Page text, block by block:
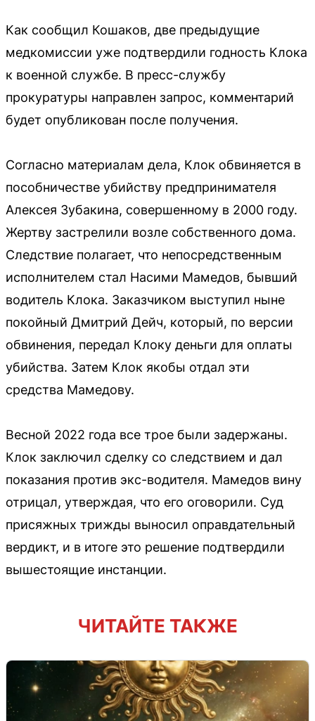
Как сообщил Кошаков, две предыдущие
медкомиссии уже подтвердили годность Клока
к военной службе. В пресс-службу
прокуратуры направлен запрос, комментарий
будет опубликован после получения.
Согласно материалам дела, Клок обвиняется в
пособничестве убийству предпринимателя
Алексея Зубакина, совершенному в 2000 году.
Жертву застрелили возле собственного дома.
Следствие полагает, что непосредственным
исполнителем стал Насими Мамедов, бывший
водитель Клока. Заказчиком выступил ныне
покойный Дмитрий Дейч, который, по версии
обвинения, передал Клоку деньги для оплаты
убийства. Затем Клок якобы отдал эти
средства Мамедову.
Весной 2022 года все трое были задержаны.
Клок заключил сделку со следствием и дал
показания против экс-водителя. Мамедов вину
отрицал, утверждая, что его оговорили. Суд
присяжных трижды выносил оправдательный
вердикт, и в итоге это решение подтвердили
вышестоящие инстанции.
ЧИТАЙТЕ ТАКЖЕ